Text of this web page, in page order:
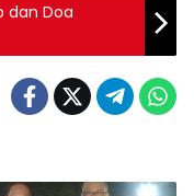
dan Doa